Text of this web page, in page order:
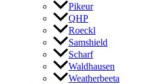
Pikeur
QHP
Roeckl
Samshield
Scharf
Waldhausen
Weatherbeeta